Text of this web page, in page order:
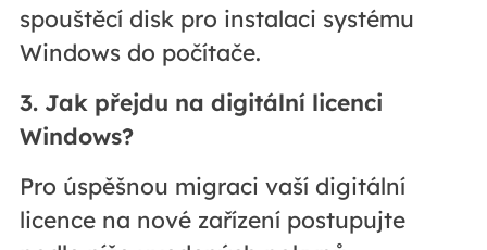
spouštěcí disk pro instalaci systému
Windows do počítače.
3. Jak přejdu na digitální licenci
Windows?
Pro úspěšnou migraci vaší digitální
licence na nové zařízení postupujte